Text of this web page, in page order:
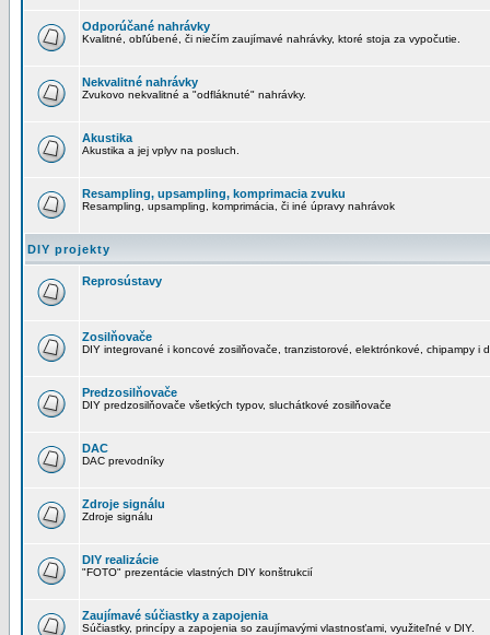
Odporúčané nahrávky
Kvalitné, obľúbené, či niečím zaujímavé nahrávky, ktoré stoja za vypočutie.
Nekvalitné nahrávky
Zvukovo nekvalitné a "odfláknuté" nahrávky.
Akustika
Akustika a jej vplyv na posluch.
Resampling, upsampling, komprimacia zvuku
Resampling, upsampling, komprimácia, či iné úpravy nahrávok
DIY projekty
Reprosústavy
Zosilňovače
DIY integrované i koncové zosilňovače, tranzistorové, elektrónkové, chipampy i
Predzosilňovače
DIY predzosilňovače všetkých typov, sluchátkové zosilňovače
DAC
DAC prevodníky
Zdroje signálu
Zdroje signálu
DIY realizácie
"FOTO" prezentácie vlastných DIY konštrukcií
Zaujímavé súčiastky a zapojenia
Súčiastky, princípy a zapojenia so zaujímavými vlastnosťami, využiteľné v DIY.